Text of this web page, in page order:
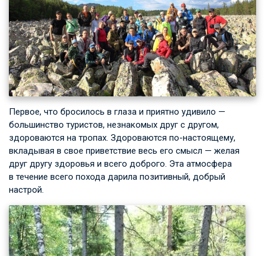
Первое, что бросилось в глаза и приятно удивило —
большинство туристов, незнакомых друг с другом,
здороваются на тропах. Здороваются по-настоящему,
вкладывая в свое приветствие весь его смысл — желая
друг другу здоровья и всего доброго. Эта атмосфера
в течение всего похода дарила позитивный, добрый
настрой.